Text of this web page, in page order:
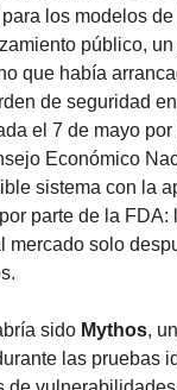
los modelos de
público,
que había
de seguridad
el 7 de mayo
Económico
sistema con la
parte de la FDA:
mercado solo
sido Mythos,
las pruebas